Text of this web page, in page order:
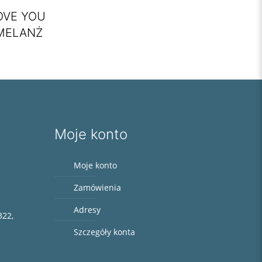
YOU
Moje konto
Moje konto
Zamówienia
Adresy
Szczegóły konta